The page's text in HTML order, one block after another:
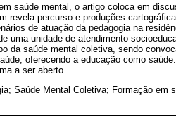
saúde mental, o artigo coloca em
revela percurso e produções
de atuação da pedagogia na
uma unidade de atendimento
da saúde mental coletiva, sendo
oferecendo a educação como
a ser aberto.
Saúde Mental Coletiva; Formação em